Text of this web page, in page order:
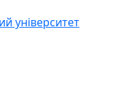
університет